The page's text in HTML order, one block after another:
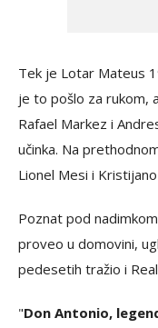
Tek je Lotar Mateus
je to pošlo za rukom,
Rafael Markez i
učinka. Na
Lionel Mesi i
Poznat pod
proveo u domovini,
pedesetih tražio i
"Don Antonio,